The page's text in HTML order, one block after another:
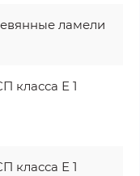
ламели
класса Е 1
класса Е 1